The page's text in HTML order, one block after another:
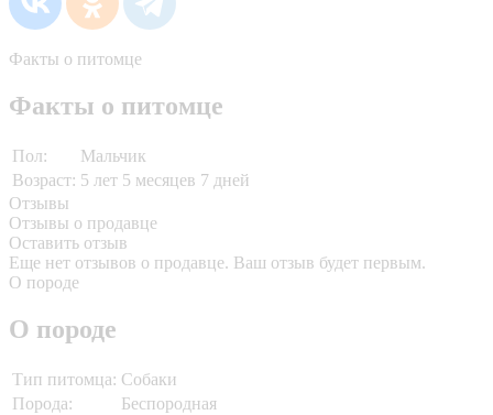
Факты о питомце
Факты о питомце
Пол:
Мальчик
Возраст: 5 лет 5 месяцев 7 дней
Отзывы
Отзывы о продавце
Оставить отзыв
Еще нет отзывов о продавце. Ваш отзыв будет первым.
О породе
О породе
Тип питомца: Собаки
Порода:
Беспородная